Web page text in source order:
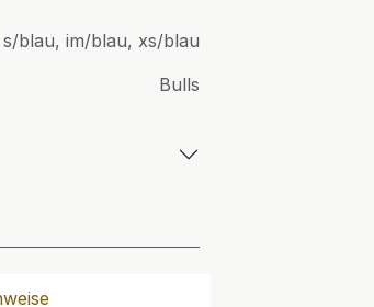
s/blau, im/blau, xs/blau
Bulls